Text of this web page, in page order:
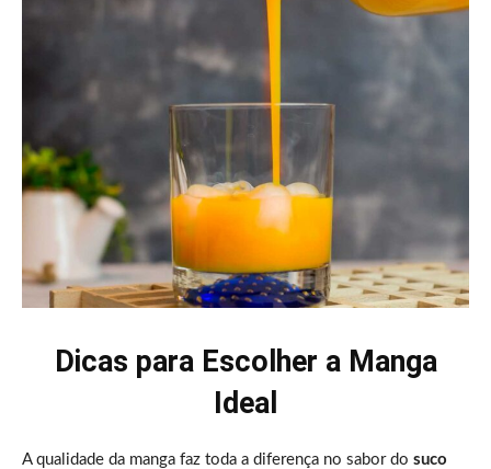
Dicas para Escolher a Manga
Ideal
A qualidade da manga faz toda a diferença no sabor do suco